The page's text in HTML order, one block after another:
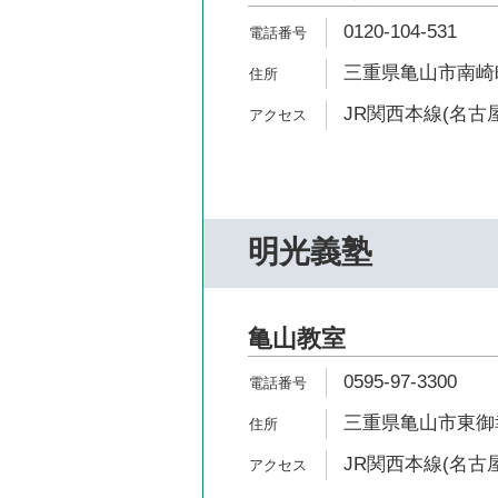
0120-104-531
三重県亀山市南崎
JR関西本線(名古
明光義塾
亀山教室
0595-97-3300
三重県亀山市東
JR関西本線(名古